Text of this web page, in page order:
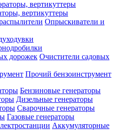
вертикуттеры
Опрыскиватели и
Очистители садовых
Прочий бензоинструмент
Бензиновые генераторы
Дизельные генераторы
Сварочные генераторы
Газовые генераторы
Аккумуляторные